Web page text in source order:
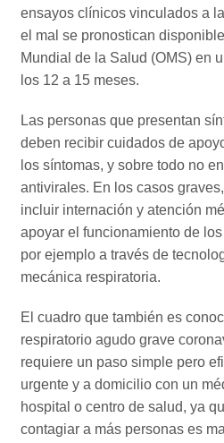
ensayos clínicos vinculados a
el mal se pronostican
Mundial de la Salud (OMS) en
los 12 a 15 meses.
Las personas que presentan
deben recibir cuidados de
los síntomas, y sobre todo no
antivirales. En los casos
incluir internación y atención
apoyar el funcionamiento de
por ejemplo a través de
mecánica respiratoria.
El cuadro que también es
respiratorio agudo grave
requiere un paso simple pero
urgente y a domicilio con un
hospital o centro de salud, ya
contagiar a más personas es